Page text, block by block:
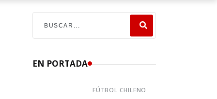
EN PORTADA
FÚTBOL CHILENO